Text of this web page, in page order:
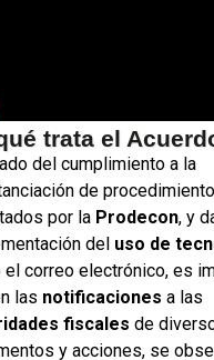
trata el
del cumplimiento a la
de
por la Prodecon, y
del uso de
el correo electrónico, es
las notificaciones a las
fiscales de
y acciones, se